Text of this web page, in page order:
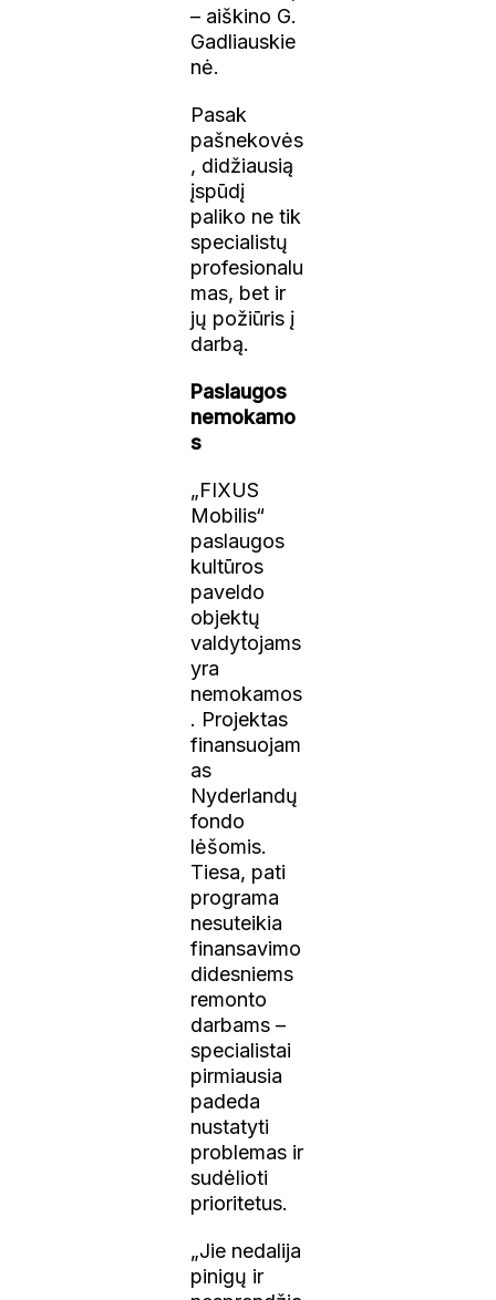
– aiškino G.
Gadliauskie
nė.
Pasak
pašnekovės
, didžiausią
įspūdį
paliko ne tik
specialistų
profesionalu
mas, bet ir
jų požiūris į
darbą.
Paslaugos
nemokamo
s
„FIXUS
Mobilis“
paslaugos
kultūros
paveldo
objektų
valdytojams
yra
nemokamos
. Projektas
finansuojam
as
Nyderlandų
fondo
lėšomis.
Tiesa, pati
programa
nesuteikia
finansavimo
didesniems
remonto
darbams –
specialistai
pirmiausia
padeda
nustatyti
problemas ir
sudėlioti
prioritetus.
„Jie nedalija
pinigų ir